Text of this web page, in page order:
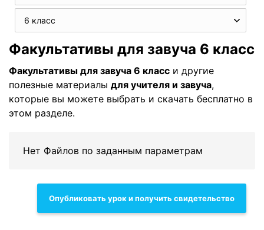
6 класс
Факультативы для завуча 6 класс
Факультативы для завуча 6 класс и другие
полезные материалы для учителя и завуча,
которые вы можете выбрать и скачать бесплатно в
этом разделе.
Нет Файлов по заданным параметрам
Опубликовать урок и получить свидетельство